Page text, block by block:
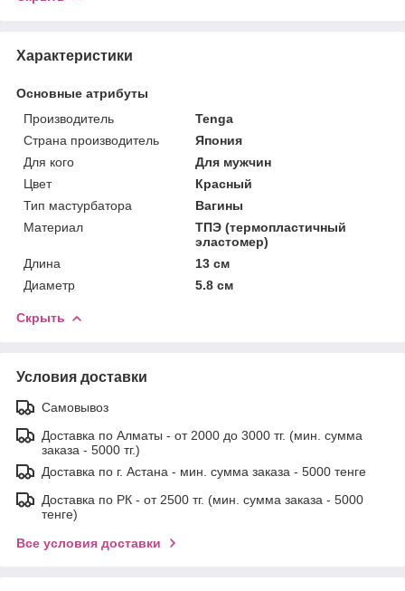
Характеристики
Основные атрибуты
Производитель
Tenga
Страна производитель
Япония
Для кого
Для мужчин
Цвет
Красный
Тип мастурбатора
Вагины
Материал
ТПЭ (термопластичный
эластомер)
Длина
13 см
Диаметр
5.8 см
Скрыть
Условия доставки
Самовывоз
Доставка по Алматы - от 2000 до 3000 тг. (мин. сумма
заказа - 5000 тг.)
Доставка по г. Астана - мин. сумма заказа - 5000 тенге
Доставка по РК - от 2500 тг. (мин. сумма заказа - 5000
тенге)
Все условия доставки